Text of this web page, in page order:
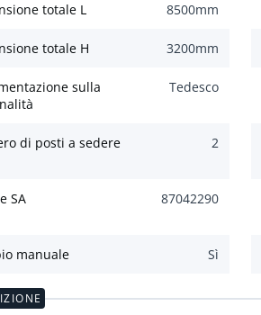
totale L 8500mm
totale H 3200mm
sulla
Tedesco
di posti a sedere 2
SA 87042290
manuale Sì